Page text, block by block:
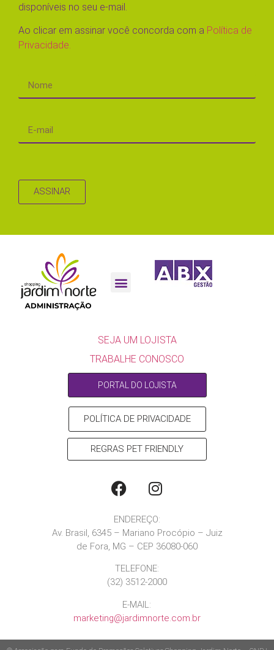
disponíveis no seu e-mail.
Ao clicar em assinar você concorda com a Política de
Privacidade.
ASSINAR
SEJA UM LOJISTA
TRABALHE CONOSCO
PORTAL DO LOJISTA
POLÍTICA DE PRIVACIDADE
REGRAS PET FRIENDLY
ENDEREÇO:
Av. Brasil, 6345 – Mariano Procópio – Juiz
de Fora, MG – CEP 36080-060
TELEFONE:
(32) 3512-2000
E-MAIL:
marketing@jardimnorte.com.br